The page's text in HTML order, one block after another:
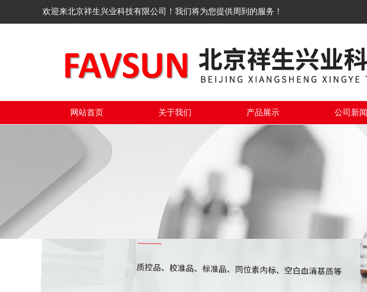
欢迎来北京祥生兴业科技有限公司！我们将为您提供周到的服务！
网站首页 关于我们 产品展示 公司新闻